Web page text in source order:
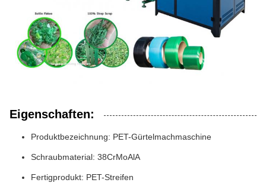
Eigenschaften:
Produktbezeichnung: PET-Gürtelmachmaschine
Schraubmaterial: 38CrMoAlA
Fertigprodukt: PET-Streifen